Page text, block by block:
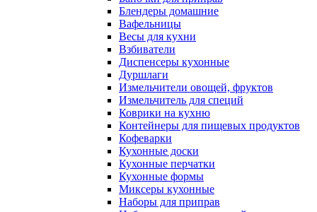
Блендеры домашние
Вафельницы
Весы для кухни
Взбиватели
Диспенсеры кухонные
Дуршлаги
Измельчители овощей, фруктов
Измельчитель для специй
Коврики на кухню
Контейнеры для пищевых продуктов
Кофеварки
Кухонные доски
Кухонные перчатки
Кухонные формы
Миксеры кухонные
Наборы для приправ